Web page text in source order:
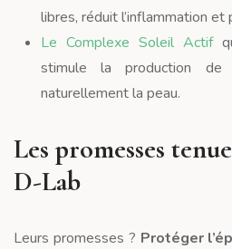
libres, réduit l’inflammation
Le Complexe Soleil Actif
stimule la production de
naturellement la peau.
Les promesses
D-Lab
Leurs promesses ? Protéger